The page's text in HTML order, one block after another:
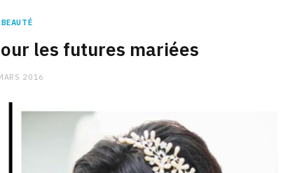
BEAUTÉ
les futures mariées
2016